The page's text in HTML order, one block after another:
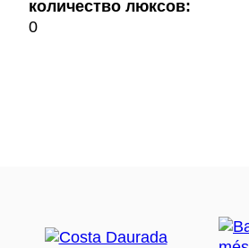
количество люксов:
0